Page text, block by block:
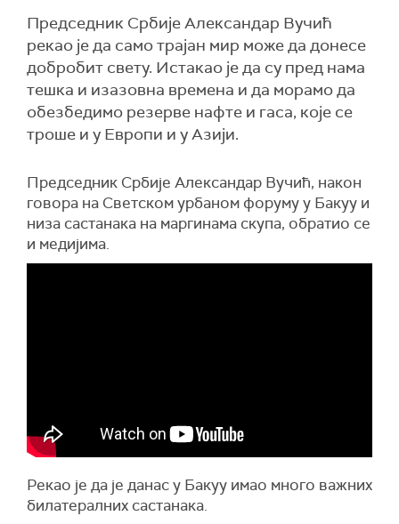
Председник Србије Александар Вучић
рекао је да само трајан мир може да донесе
добробит свету. Истакао је да су пред нама
тешка и изазовна времена и да морамо да
обезбедимо резерве нафте и гаса, које се
троше и у Европи и у Азији.
Председник Србије Александар Вучић, након
говора на Светском урбаном форуму у Бакуу и
низа састанака на маргинама скупа, обратио се
и медијима.
Рекао је да је данас у Бакуу имао много важних
билатералних састанака.